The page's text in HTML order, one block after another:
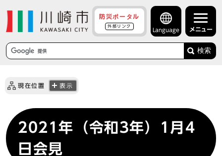
防災ポータル
外部リンク
Language メニュー
検索
現在位置 表示
2021年（令和3年）1月4
日会見